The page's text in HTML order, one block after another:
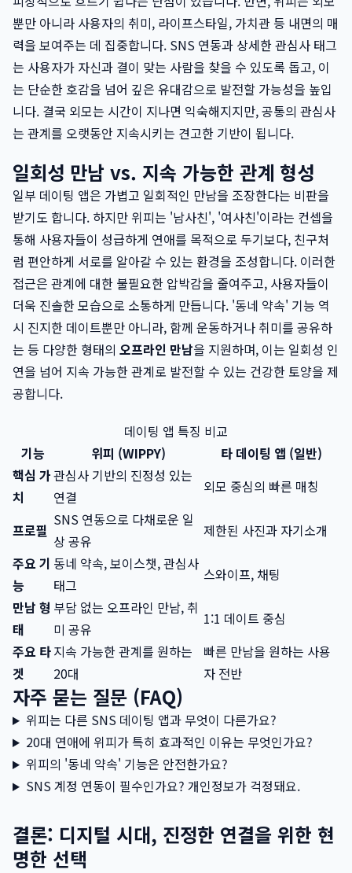
뿐만 아니라 사용자의 취미, 라이프스타일, 가치관 등 내면의 매
력을 보여주는 데 집중합니다. SNS 연동과 상세한 관심사 태그
는 사용자가 자신과 결이 맞는 사람을 찾을 수 있도록 돕고, 이
는 단순한 호감을 넘어 깊은 유대감으로 발전할 가능성을 높입
니다. 결국 외모는 시간이 지나면 익숙해지지만, 공통의 관심사
는 관계를 오랫동안 지속시키는 견고한 기반이 됩니다.
일회성 만남 vs. 지속 가능한 관계 형성
일부 데이팅 앱은 가볍고 일회적인 만남을 조장한다는 비판을
받기도 합니다. 하지만 위피는 '남사친', '여사친'이라는 컨셉을
통해 사용자들이 성급하게 연애를 목적으로 두기보다, 친구처
럼 편안하게 서로를 알아갈 수 있는 환경을 조성합니다. 이러한
접근은 관계에 대한 불필요한 압박감을 줄여주고, 사용자들이
더욱 진솔한 모습으로 소통하게 만듭니다. '동네 약속' 기능 역
시 진지한 데이트뿐만 아니라, 함께 운동하거나 취미를 공유하
는 등 다양한 형태의 오프라인 만남을 지원하며, 이는 일회성 인
연을 넘어 지속 가능한 관계로 발전할 수 있는 건강한 토양을 제
공합니다.
데이팅 앱 특징 비교
기능
위피 (WIPPY)
타 데이팅 앱 (일반)
핵심 가
치
관심사 기반의 진정성 있는
연결
외모 중심의 빠른 매칭
프로필
SNS 연동으로 다채로운 일
상 공유
제한된 사진과 자기소개
주요 기
능
동네 약속, 보이스챗, 관심사
태그
스와이프, 채팅
만남 형
태
부담 없는 오프라인 만남, 취
미 공유
1:1 데이트 중심
주요 타
겟
지속 가능한 관계를 원하는
20대
빠른 만남을 원하는 사용
자 전반
자주 묻는 질문 (FAQ)
위피는 다른 SNS 데이팅 앱과 무엇이 다른가요?
20대 연애에 위피가 특히 효과적인 이유는 무엇인가요?
위피의 '동네 약속' 기능은 안전한가요?
SNS 계정 연동이 필수인가요? 개인정보가 걱정돼요.
결론: 디지털 시대, 진정한 연결을 위한 현
명한 선택